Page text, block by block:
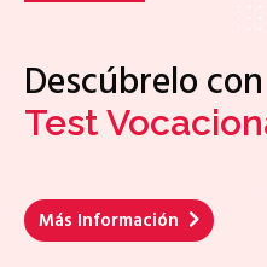
Descúbrelo
Test
Más Información